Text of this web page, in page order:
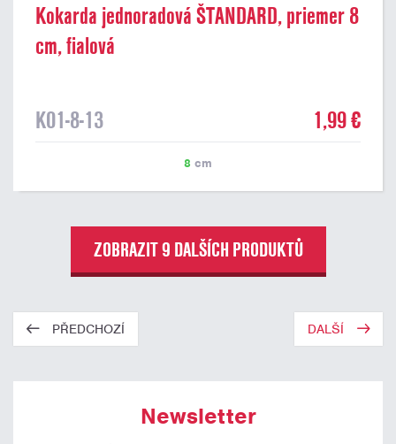
Kokarda jednoradová ŠTANDARD, priemer 8
cm, fialová
K01-8-13 1,99 €
8 cm
ZOBRAZIT 9 DALŠÍCH PRODUKTŮ
PŘEDCHOZÍ DALŠÍ
Newsletter